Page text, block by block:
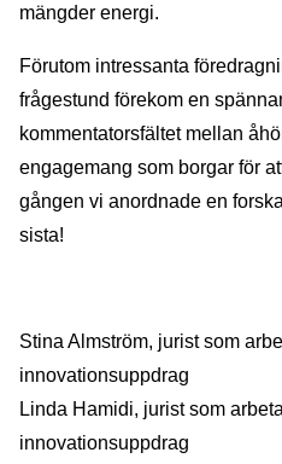
mängder energi.
Förutom intressanta
frågestund förekom en
kommentatorsfältet mellan
engagemang som borgar för
gången vi anordnade en
sista!
Stina Almström, jurist som
innovationsuppdrag
Linda Hamidi, jurist som
innovationsuppdrag